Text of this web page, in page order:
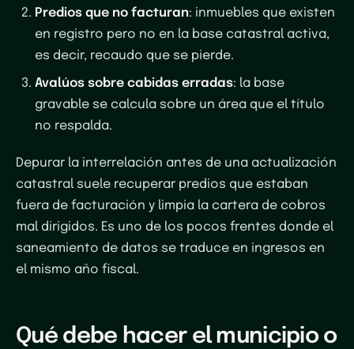
Predios que no facturan: inmuebles que existen
en registro pero no en la base catastral activa,
es decir, recaudo que se pierde.
Avalúos sobre cabidas erradas: la base
gravable se calcula sobre un área que el título
no respalda.
Depurar la interrelación antes de una actualización
catastral suele recuperar predios que estaban
fuera de facturación y limpia la cartera de cobros
mal dirigidos. Es uno de los pocos frentes donde el
saneamiento de datos se traduce en ingresos en
el mismo año fiscal.
Qué debe hacer el municipio o